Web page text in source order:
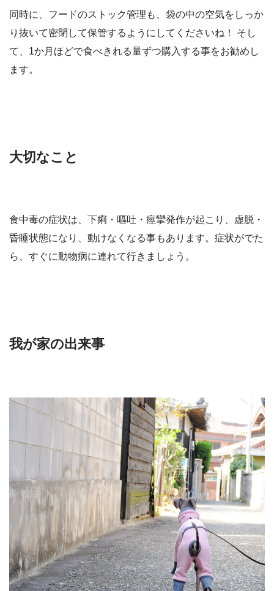
同時に、フードのストック管理も、袋の中の空気をしっか
り抜いて密閉して保管するようにしてくださいね！ そし
て、1か月ほどで食べきれる量ずつ購入する事をお勧めし
ます。
大切なこと
食中毒の症状は、下痢・嘔吐・痙攣発作が起こり、虚脱・
昏睡状態になり、動けなくなる事もあります。症状がでた
ら、すぐに動物病に連れて行きましょう。
我が家の出来事